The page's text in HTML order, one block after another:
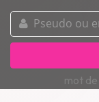
pseudo
ou
email
mot